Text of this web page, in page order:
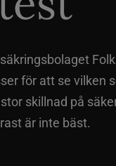
för att se vilken
skillnad på
är inte bäst.